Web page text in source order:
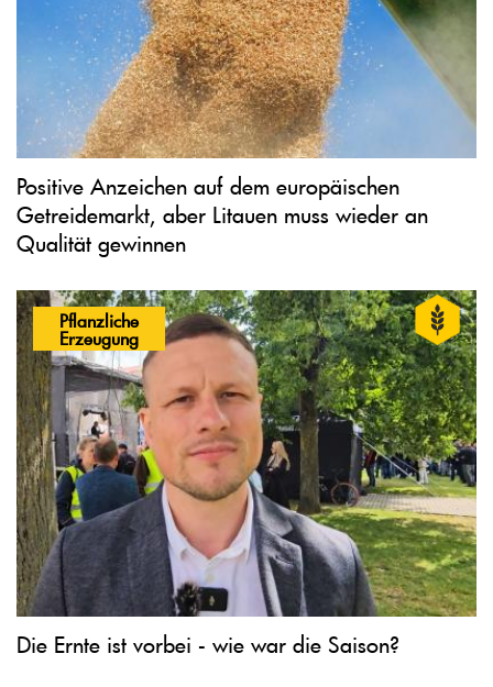
Positive Anzeichen auf dem europäischen
Getreidemarkt, aber Litauen muss wieder an
Qualität gewinnen
Pflanzliche
Erzeugung
Die Ernte ist vorbei - wie war die Saison?